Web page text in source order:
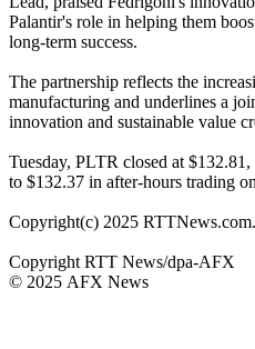
Palantir's role in helping them
long-term success.
The partnership reflects the
manufacturing and underlines a
innovation and sustainable value
Tuesday, PLTR closed at
to $132.37 in after-hours trading
Copyright(c) 2025
Copyright RTT News/dpa-AFX
© 2025 AFX News